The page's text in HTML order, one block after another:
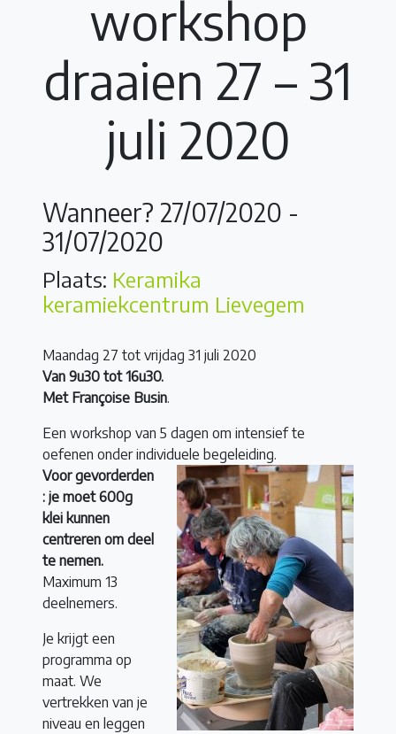
workshop
draaien 27 – 31
juli 2020
Wanneer? 27/07/2020 -
31/07/2020
Plaats: Keramika
keramiekcentrum Lievegem
Maandag 27 tot vrijdag 31 juli 2020
Van 9u30 tot 16u30.
Met Françoise Busin.
Een workshop van 5 dagen om intensief te
oefenen onder individuele begeleiding.
Voor gevorderden
: je moet 600g
klei kunnen
centreren om deel
te nemen.
Maximum 13
deelnemers.
Je krijgt een
programma op
maat. We
vertrekken van je
niveau en leggen